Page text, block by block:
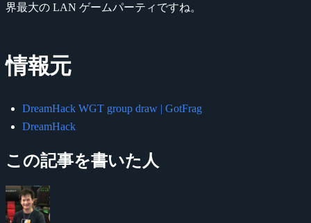
界最大の LAN ゲームパーティですね。
情報元
DreamHack WGT group draw | GotFrag
DreamHack
この記事を書いた人